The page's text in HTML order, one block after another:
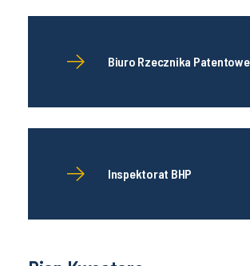
Biuro Rzecznika
Inspektorat BHP